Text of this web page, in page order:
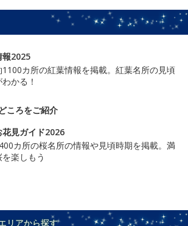
報2025
1100カ所の紅葉情報を掲載。紅葉名所の見頃
かる！
ころをご紹介
花見ガイド2026
カ所の桜名所の情報や見頃時期を掲載。満
楽しもう
リアから探す